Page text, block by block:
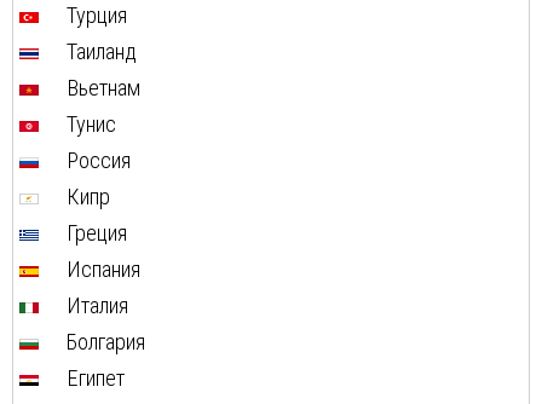
Турция
Таиланд
Вьетнам
Тунис
Россия
Кипр
Греция
Испания
Италия
Болгария
Египет